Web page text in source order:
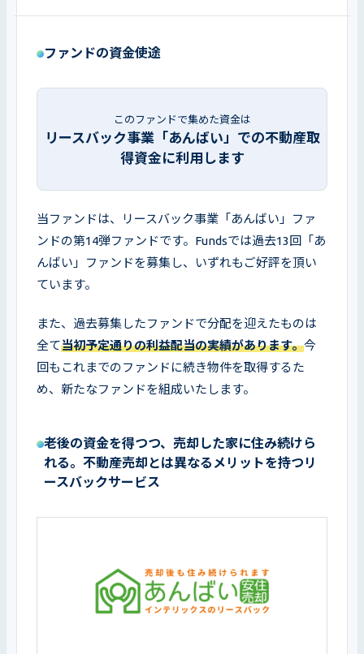
ファンドの資金使途
このファンドで集めた資金は
リースバック事業「あんばい」での不動産取
得資金に利用します
当ファンドは、リースバック事業「あんばい」ファ
ンドの第14弾ファンドです。Fundsでは過去13回「あ
んばい」ファンドを募集し、いずれもご好評を頂い
ています。
また、過去募集したファンドで分配を迎えたものは
全て当初予定通りの利益配当の実績があります。今
回もこれまでのファンドに続き物件を取得するた
め、新たなファンドを組成いたします。
老後の資金を得つつ、売却した家に住み続けら
れる。不動産売却とは異なるメリットを持つリ
ースバックサービス